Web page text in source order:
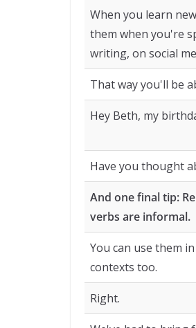
When you learn
them when you're
writing, on social
That way you'll be
Hey Beth, my
Have you thought
And one final tip:
verbs are informal.
You can use them
contexts too.
Right.